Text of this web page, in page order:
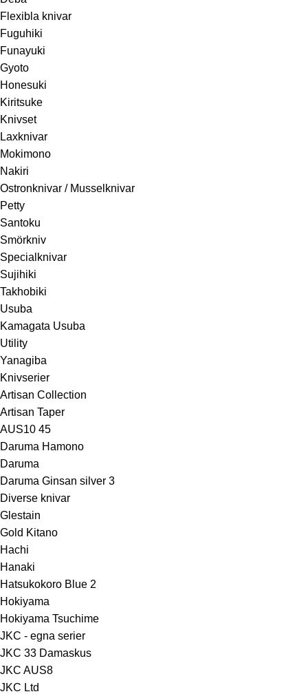
Flexibla knivar
Fuguhiki
Funayuki
Gyoto
Honesuki
Kiritsuke
Knivset
Laxknivar
Mokimono
Nakiri
Ostronknivar / Musselknivar
Petty
Santoku
Smörkniv
Specialknivar
Sujihiki
Takhobiki
Usuba
Kamagata Usuba
Utility
Yanagiba
Knivserier
Artisan Collection
Artisan Taper
AUS10 45
Daruma Hamono
Daruma
Daruma Ginsan silver 3
Diverse knivar
Glestain
Gold Kitano
Hachi
Hanaki
Hatsukokoro Blue 2
Hokiyama
Hokiyama Tsuchime
JKC - egna serier
JKC 33 Damaskus
JKC AUS8
JKC Ltd